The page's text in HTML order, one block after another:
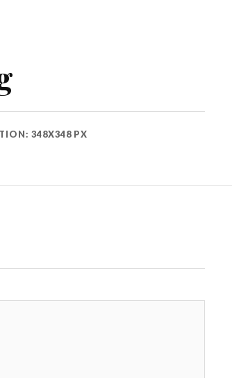
348X348 PX